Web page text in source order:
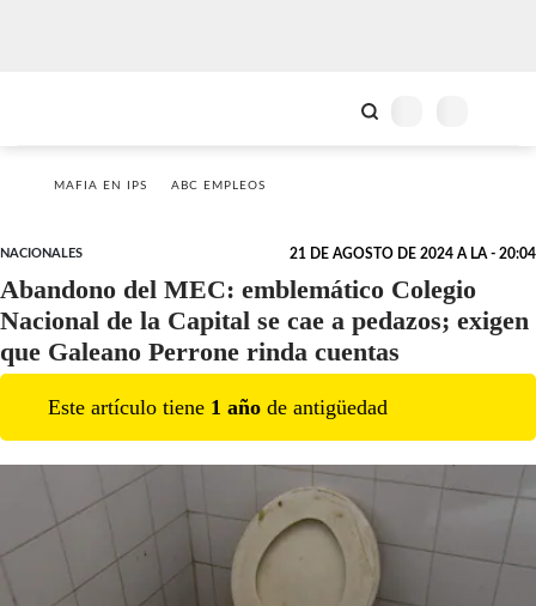
MAFIA EN IPS ABC EMPLEOS
NACIONALES 21 DE AGOSTO DE 2024 A LA - 20:04
Abandono del MEC: emblemático Colegio
Nacional de la Capital se cae a pedazos; exigen
que Galeano Perrone rinda cuentas
Este artículo tiene 1 año de antigüedad